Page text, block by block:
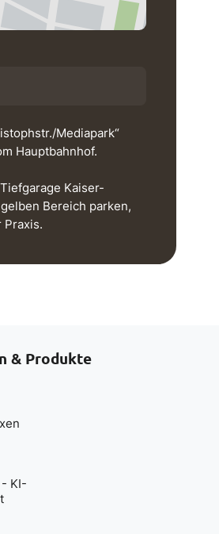
Mediapark“
Hauptbahnhof.
Kaiser-
Bereich parken,
Praxis.
& Produkte
- KI-